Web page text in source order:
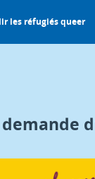
les réfugiés queer